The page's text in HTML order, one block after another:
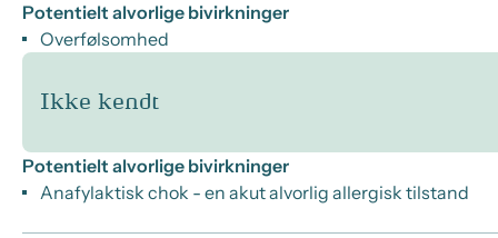
Potentielt alvorlige bivirkninger
Overfølsomhed
Ikke kendt
Potentielt alvorlige bivirkninger
Anafylaktisk chok - en akut alvorlig allergisk tilstand